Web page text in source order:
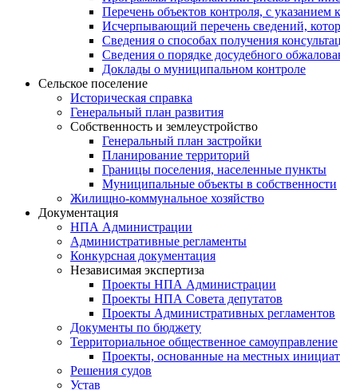
Перечень объектов контроля, с указанием
Исчерпывающий перечень сведений,
Сведения о способах получения
Сведения о порядке досудебного
Доклады о муниципальном контроле
Сельское поселение
Историческая справка
Генеральный план развития
Собственность и землеустройство
Генеральный план застройки
Планирование территорий
Границы поселения, населенные пункты
Муниципальные объекты в собственности
Жилищно-коммунальное хозяйство
Документация
НПА Администрации
Административные регламенты
Конкурсная документация
Независимая экспертиза
Проекты НПА Администрации
Проекты НПА Совета депутатов
Проекты Административных регламентов
Документы по бюджету
Территориальное общественное самоуправление
Проекты, основанные на местных
Решения судов
Устав